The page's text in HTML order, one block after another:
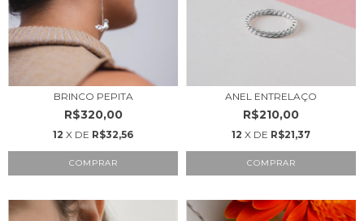
BRINCO PEPITA
R$320,00
12 X DE R$32,56
ANEL ENTRELAÇO
R$210,00
12 X DE R$21,37
COMPRAR